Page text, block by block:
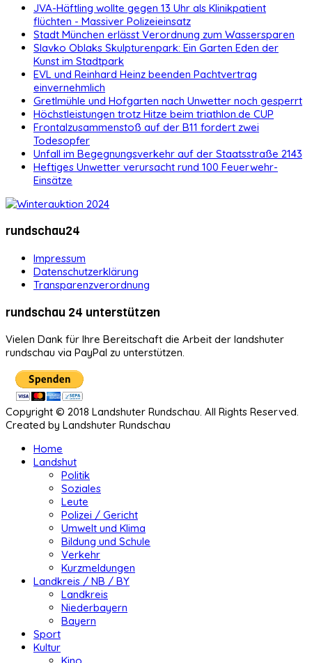
JVA-Häftling wollte gegen 13 Uhr als Klinikpatient
flüchten - Massiver Polizeieinsatz
Stadt München erlässt Verordnung zum Wassersparen
Slavko Oblaks Skulpturenpark: Ein Garten Eden der
Kunst im Stadtpark
EVL und Reinhard Heinz beenden Pachtvertrag
einvernehmlich
Gretlmühle und Hofgarten nach Unwetter noch gesperrt
Höchstleistungen trotz Hitze beim triathlon.de CUP
Frontalzusammenstoß auf der B11 fordert zwei
Todesopfer
Unfall im Begegnungsverkehr auf der Staatsstraße 2143
Heftiges Unwetter verursacht rund 100 Feuerwehr-
Einsätze
rundschau24
Impressum
Datenschutzerklärung
Transparenzverordnung
rundschau 24 unterstützen
Vielen Dank für Ihre Bereitschaft die Arbeit der landshuter
rundschau via PayPal zu unterstützen.
Copyright © 2018 Landshuter Rundschau. All Rights Reserved.
Created by Landshuter Rundschau
Home
Landshut
Politik
Soziales
Leute
Polizei / Gericht
Umwelt und Klima
Bildung und Schule
Verkehr
Kurzmeldungen
Landkreis / NB / BY
Landkreis
Niederbayern
Bayern
Sport
Kultur